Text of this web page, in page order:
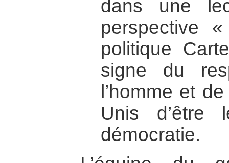
dans une
perspective
politique
signe du
l’homme et
Unis d’être
démocratie.